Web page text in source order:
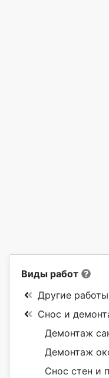
Виды работ
Другие работы
Снос и
Демонтаж
Демонтаж
Снос стен и